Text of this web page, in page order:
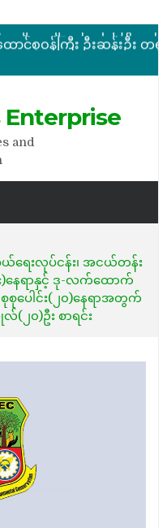
တင်ဒါခေါ်ယူခြင်း
Enterprise
and
ယ်ရေးလုပ်ငန်း၊ အငယ်တန်း
၄)နေရာနှင့် ဒု-လက်ထောက်
စုပေါင်း(၂၀)နေရာအတွက်
၂၀)ဦး စာရင်း